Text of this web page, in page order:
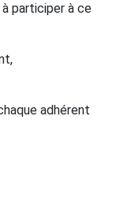
participer à ce
adhérent